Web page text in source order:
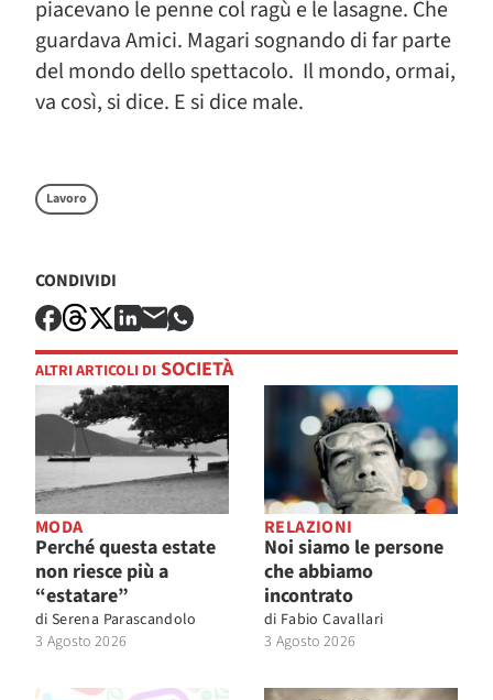
piacevano le penne col ragù e le lasagne. Che
guardava Amici. Magari sognando di far parte
del mondo dello spettacolo. Il mondo, ormai,
va così, si dice. E si dice male.
Lavoro
CONDIVIDI
ALTRI ARTICOLI DI SOCIETÀ
MODA
Perché questa estate
non riesce più a
“estatare”
di Serena Parascandolo
3 Agosto 2026
RELAZIONI
Noi siamo le persone
che abbiamo
incontrato
di Fabio Cavallari
3 Agosto 2026